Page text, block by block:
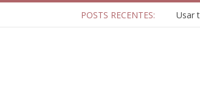
POSTS RECENTES: